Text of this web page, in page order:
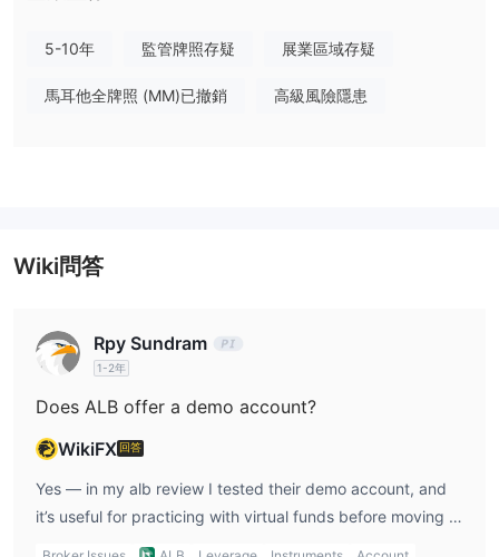
最低存款額並未完全披露，對於這部分，交易者可以聯繫該經紀商的
槓桿作用
點差和佣金因賬戶類型而異。基本賬戶的 EURUSD 點差為 1.5，白
為 Basic 賬戶 1.8，Silver 賬戶 1.4，Gold 賬戶 1.2，VIP 賬戶 1。美
元/日元點差基本賬戶1.6，白銀賬戶1.2，黃金賬戶1，VIP賬戶0.8。
商品、能源、股票指數差價合約和加密貨幣交易佣金為每手 10 歐
元。
交易平台
ALB為交易者提供由metaquote技術支持的強大交易平台：
metatrader 4。mt4是世界上最受歡迎的交易平台之一，擁有最大的
交易者群體。交易者可以同時進行交易、分析和管理風險。 mt5是
最先進的多資產交易平台，適合交易量大、技術面和基本面的交易
5-10年 監管牌照存疑 展業區域存疑
馬耳他全牌照 (MM)已撤銷 高級風險隱患
Wiki問答
Rpy Sundram
1-2年
Does ALB offer a demo account?
WikiFX 回答
Yes — in my alb review I tested their demo account, and
it’s useful for practicing with virtual funds before moving to